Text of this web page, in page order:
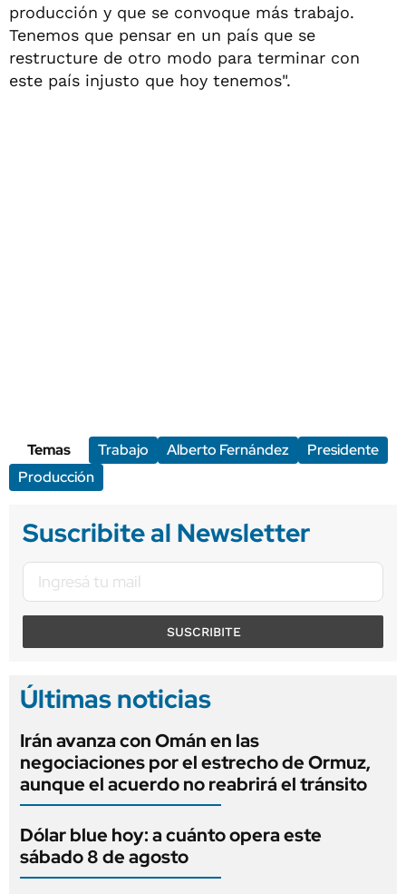
producción y que se convoque más trabajo.
Tenemos que pensar en un país que se
restructure de otro modo para terminar con
este país injusto que hoy tenemos".
Temas Trabajo Alberto Fernández
Presidente
Producción
Suscribite al Newsletter
SUSCRIBITE
Últimas noticias
Irán avanza con Omán en las
negociaciones por el estrecho de Ormuz,
aunque el acuerdo no reabrirá el tránsito
Dólar blue hoy: a cuánto opera este
sábado 8 de agosto